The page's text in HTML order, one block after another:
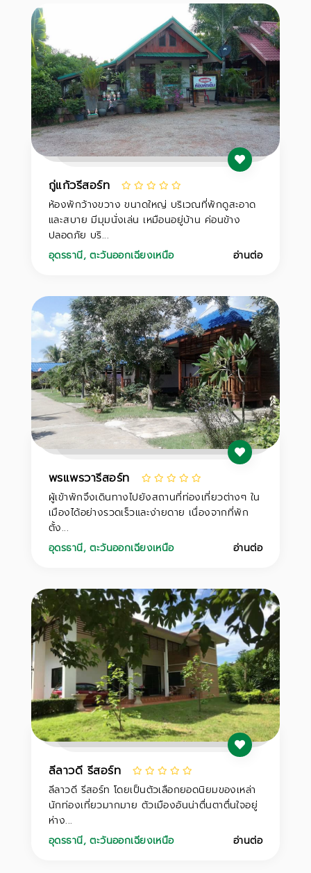
กู่แก้วรีสอร์ท
ห้องพักว้างขวาง ขนาดใหญ่ บริเวณที่พักดูสะอาด
และสบาย มีมุมนั่งเล่น เหมือนอยู่บ้าน ค่อนข้าง
ปลอดภัย บริ...
อุดรธานี,ตะวันออกเฉียงเหนือ อ่านต่อ
พรแพรวารีสอร์ท
ผู้เข้าพักจึงเดินทางไปยังสถานที่ท่องเที่ยวต่างๆ ใน
เมืองได้อย่างรวดเร็วและง่ายดาย เนื่องจากที่พัก
ตั้ง...
อุดรธานี,ตะวันออกเฉียงเหนือ อ่านต่อ
ลีลาวดี รีสอร์ท
ลีลาวดี รีสอร์ท โดยเป็นตัวเลือกยอดนิยมของเหล่า
นักท่องเที่ยวมากมาย ตัวเมืองอันน่าตื่นตาตื่นใจอยู่
ห่าง...
อุดรธานี,ตะวันออกเฉียงเหนือ อ่านต่อ